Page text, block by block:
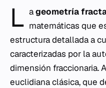
L ageometría
matemáticas que
estructura detallada a
caracterizadas por la
dimensión fraccionaria.
euclidiana clásica, que